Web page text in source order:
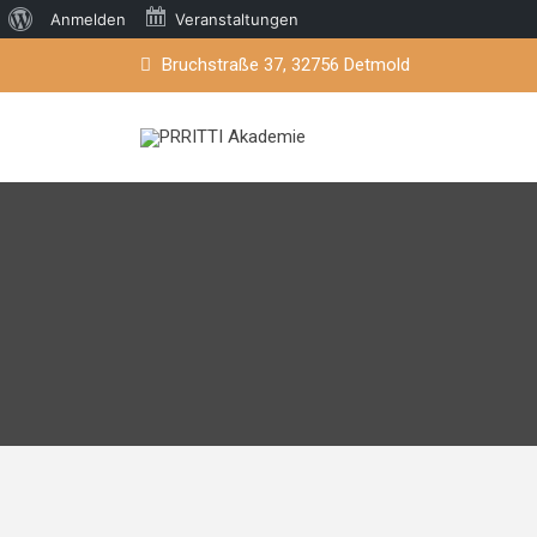
Bruchstraße 37, 32756 Detmold
Über
Anmelden Veranstaltungen